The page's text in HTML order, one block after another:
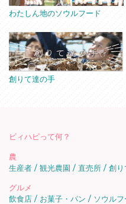
わたしん地のソウルフード
創りて達の手
ビィハピって何？
農
生産者
観光農園 直売所 創り
グルメ
飲食店
お菓子・パン ソウルフ